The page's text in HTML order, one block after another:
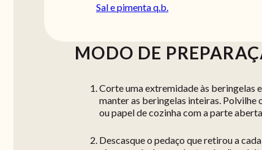
Sal e pimenta q.b.
MODO DE
Corte uma extremidade às beringelas
manter as beringelas inteiras. Polvilhe
ou papel de cozinha com a parte
Descasque o pedaço que retirou a